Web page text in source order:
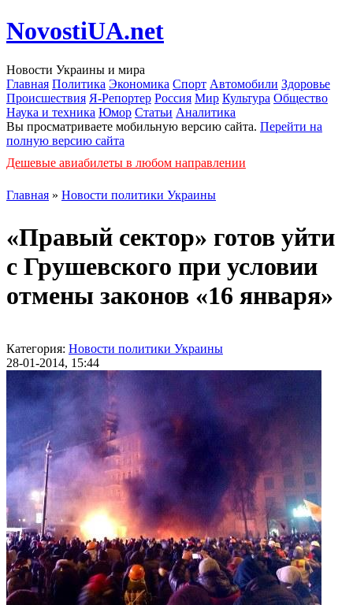
NovostiUA.net
Новости Украины и мира
Главная Политика Экономика Спорт Автомобили Здоровье
Происшествия Я-Репортер Россия Мир Культура Общество
Наука и техника Юмор Статьи Аналитика
Вы просматриваете мобильную версию сайта. Перейти на
полную версию сайта
Дешевые авиабилеты в любом направлении
Главная » Новости политики Украины
«Правый сектор» готов уйти
с Грушевского при условии
отмены законов «16 января»
Категория: Новости политики Украины
28-01-2014, 15:44